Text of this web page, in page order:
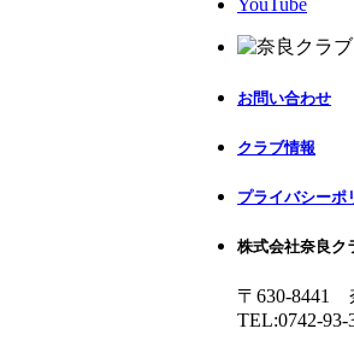
お問い合わせ
クラブ情報
プライバシーポ
株式会社奈良
〒630-8441
TEL:0742-93-